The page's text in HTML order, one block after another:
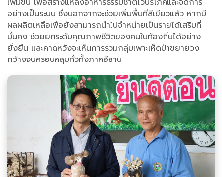
เพิ่มขึ้น เพื่อสร้างแหล่งอาหารธรรมชาติไว้บริโภคและจัดการ
อย่างเป็นระบบ ซึ่งนอกจากจะช่วยเพิ่มพื้นที่สีเขียวแล้ว หากมี
ผลผลิตเหลือเฟือยังสามารถนำไปจำหน่ายเป็นรายได้เสริมที่
มั่นคง ช่วยยกระดับคุณภาพชีวิตของคนในท้องถิ่นได้อย่าง
ยั่งยืน และคาดหวังจะเห็นการรวมกลุ่มเพาะเห็ดป่าขยายวง
กว้างจนครอบคลุมทั่วทั้งภาคอีสาน